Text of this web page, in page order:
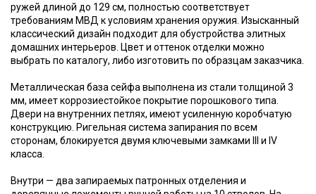
ружей длиной до 129 cм, полностью соответствует
требованиям МВД к условиям хранения оружия. Изысканный
классический дизайн подходит для обустройства элитных
домашних интерьеров. Цвет и оттенок отделки можно
выбрать по каталогу, либо изготовить по образцам заказчика.
Металлическая база сейфа выполнена из стали толщиной 3
мм, имеет коррозиестойкое покрытие порошкового типа.
Двери на внутренних петлях, имеют усиленную коробчатую
конструкцию. Ригельная система запирания по всем
сторонам, блокируется двумя ключевыми замками III и IV
класса.
Внутри — два запираемых патронных отделения и